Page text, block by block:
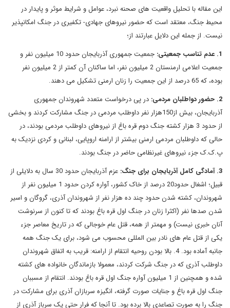
این مقاله با تحلیل واقعیت های صحنه نبرد، عوامل و شرایط موثر و پایدار در
محیط جنگ، معتقد است که حضور نیروهای جهادی- تکفیری در جنگ امکانپذیر
نیست. از جمله این دلایل عبارتند از؛
1. عدم تناسب جمعیتی:
جمعیت جمهوری آذربایجان حدود 10 میلیون نفر و
جمعیت اعلامی ارمنستان 2 میلیون نفر، اما ساکنان آن کمتر از 2 میلیون نفر
بوده، که 65 درصد از این جمعیت را زنان ارمنی تشکیل می دهند.
2. حضور دواطلبان مردمی:
در پی درخواست متعدد شهروندان جمهوری
آذربایجان، بیش از150هزار نفر داوطلب مردمی در جنگ مشارکت کردند و بخشی
از حدود 3 هزار کشته جنگ دوم قره باغ از نیروهای داوطلب مردمی بودند، در
حالی که داوطلبان مردمی ارمنی بیشتر از ارامنه اروپایی، لبنانی و کردی نزدیک به
پ.ک.ک جزء نیروهای غیرنظامی حاضر در جنگ بودند.
3. آمادگی کامل آذربایجان برای جنگ:
عزم آذربایجان حدود 30 سال به دلایلی از
قبیل؛ اشغال حدود20 درصد از خاک کشور، آواره کردن حدود 1 میلیون نفر از
شهروندان، کشته شدن حدود چند ده هزار نفر از شهروندان آذری، گروگان و اسیر
شدن صدها نفر (اکثرا زنان در جنگ اول قره باغ بودند که تا کنون از سرنوشت
آنان خبری نیست) و مهمتر از همه، قتل عام خوجالی که در تاریخ معاصر جزء
یکی از قتل عام های نادر بین المللی محسوب می شود، برای یک جنگ همه
جانبه آماده بود. 4. بالا بودن روحیه انتقام از ارامنه: قریب به اتفاق شهروندان
داوطلب آذری که در جنگ شرکت کردند، معمولا بازماندگان خانواده های کشته
شده و همچنین از 1 میلیون آواره جنگ اول قره باغ بودند. انتقام از مسببان
جنگ اول قره باغ و جنایات صورت گرفته، انگیزه سربازان آذری برای مشارکت در
جنگ را به صورت تصاعدی بالا برده بود. تا آنجا که فرار حتی یک سرباز آذری از